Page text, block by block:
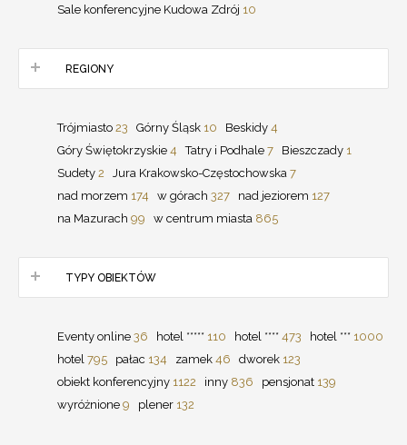
Sale konferencyjne Kudowa Zdrój 10
REGIONY
Trójmiasto 23 Górny Śląsk 10 Beskidy 4
Góry Świętokrzyskie 4 Tatry i Podhale 7 Bieszczady 1
Sudety 2 Jura Krakowsko-Częstochowska 7
nad morzem 174 w górach 327 nad jeziorem 127
na Mazurach 99 w centrum miasta 865
TYPY OBIEKTÓW
Eventy online 36 hotel ***** 110 hotel **** 473 hotel *** 1000
hotel 795 pałac 134 zamek 46 dworek 123
obiekt konferencyjny 1122 inny 836 pensjonat 139
wyróżnione 9 plener 132